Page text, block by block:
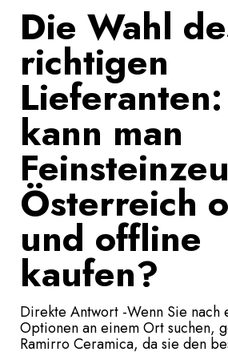
Die Wahl
richtigen
kann man
Österreich
und offline
kaufen?
Direkte Antwort -Wenn Sie nach
Optionen an einem Ort suchen,
Ramirro Ceramica, da sie den